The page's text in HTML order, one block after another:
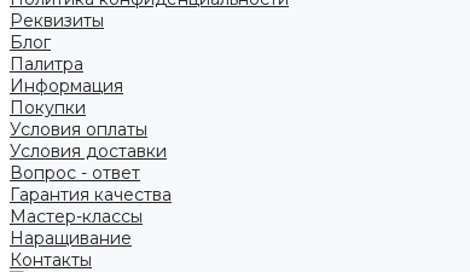
Реквизиты
Блог
Палитра
Информация
Покупки
Условия оплаты
Условия доставки
Вопрос - ответ
Гарантия качества
Мастер-классы
Наращивание
Контакты